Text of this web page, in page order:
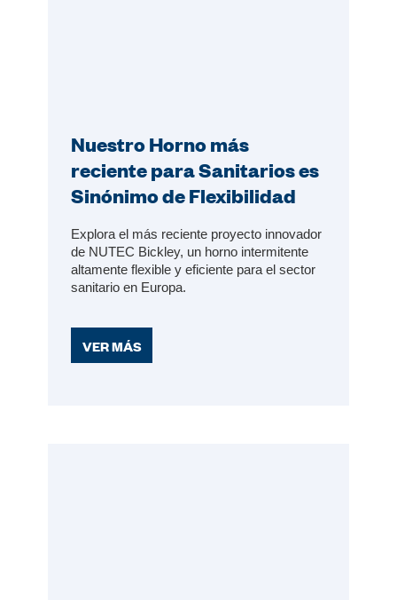
Nuestro Horno más
reciente para Sanitarios es
Sinónimo de Flexibilidad
Explora el más reciente proyecto innovador
de NUTEC Bickley, un horno intermitente
altamente flexible y eficiente para el sector
sanitario en Europa.
VER MÁS